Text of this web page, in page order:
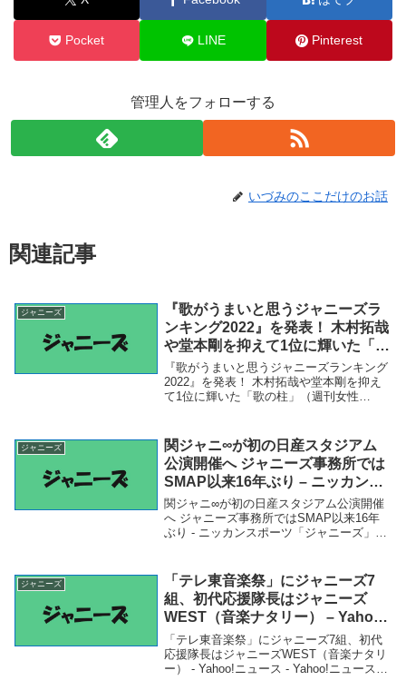
Pocket LINE Pinterest
管理人をフォローする
いづみのここだけのお話
関連記事
ジャニーズ
『歌がうまいと思うジャニーズラ
ンキング2022』を発表！ 木村拓哉
や堂本剛を抑えて1位に輝いた「歌
の柱」（週刊女性PRIME） –
Yahoo!ニュース – Yahoo!ニュー
ス
『歌がうまいと思うジャニーズランキング
2022』を発表！ 木村拓哉や堂本剛を抑え
て1位に輝いた「歌の柱」（週刊女性
思うジャニーズランキング2...
ジャニーズ
関ジャニ∞が初の日産スタジアム
公演開催へ ジャニーズ事務所では
SMAP以来16年ぶり – ニッカンス
ポーツ
関ジャニ∞が初の日産スタジアム公演開催
へ ジャニーズ事務所ではSMAP以来16年
ぶり - ニッカンスポーツ「ジャニーズ」関
16年ぶり - ニッカンスポーツ 関ジ...
ジャニーズ
「テレ東音楽祭」にジャニーズ7
組、初代応援隊長はジャニーズ
WEST（音楽ナタリー） – Yahoo!
ニュース – Yahoo!ニュース
「テレ東音楽祭」にジャニーズ7組、初代
応援隊長はジャニーズWEST（音楽ナタリ
ー） - Yahoo!ニュース - Yahoo!ニュース